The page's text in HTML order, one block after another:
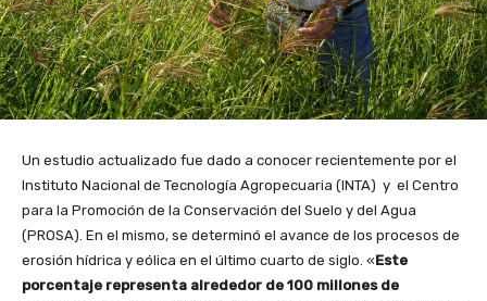
Un estudio actualizado fue dado a conocer recientemente por el
Instituto Nacional de Tecnología Agropecuaria (INTA) y el Centro
para la Promoción de la Conservación del Suelo y del Agua
(PROSA). En el mismo, se determinó el avance de los procesos de
erosión hídrica y eólica en el último cuarto de siglo. «Este
porcentaje representa alrededor de 100 millones de